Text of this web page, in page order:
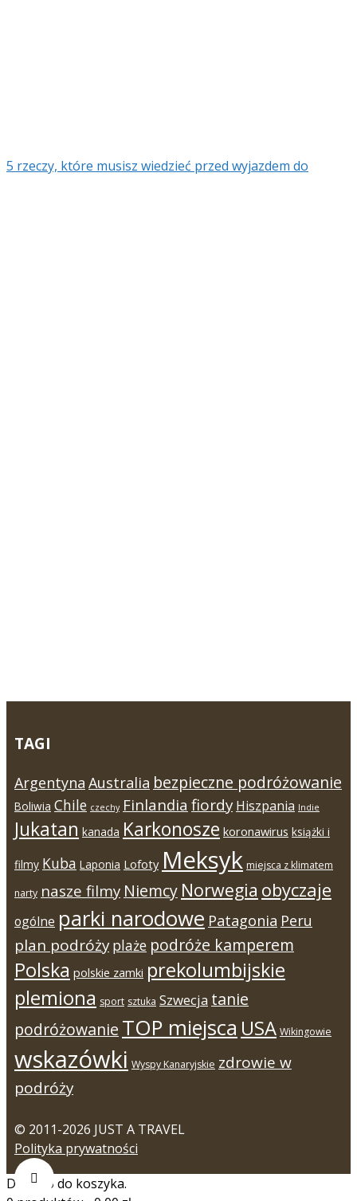
5 rzeczy, które musisz wiedzieć przed wyjazdem do
TAGI
Argentyna Australia bezpieczne podróżowanie
Boliwia Chile czechy Finlandia fiordy Hiszpania Indie
Jukatan kanada Karkonosze koronawirus książki i
filmy Kuba Laponia Lofoty Meksyk miejsca z klimatem
narty nasze filmy Niemcy Norwegia obyczaje
ogólne parki narodowe Patagonia Peru
plan podróży plaże podróże kamperem
Polska polskie zamki prekolumbijskie
plemiona sport sztuka Szwecja tanie
podróżowanie TOP miejsca USA Wikingowie
wskazówki Wyspy Kanaryjskie zdrowie w
podróży
© 2011-2026 JUST A TRAVEL
Polityka prywatności
Dodano do koszyka.